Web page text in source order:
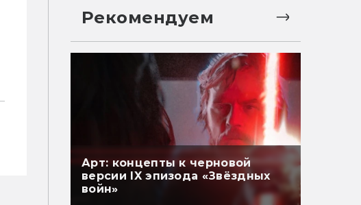
Рекомендуем
Арт: концепты к черновой
версии IX эпизода «Звёздных
войн»